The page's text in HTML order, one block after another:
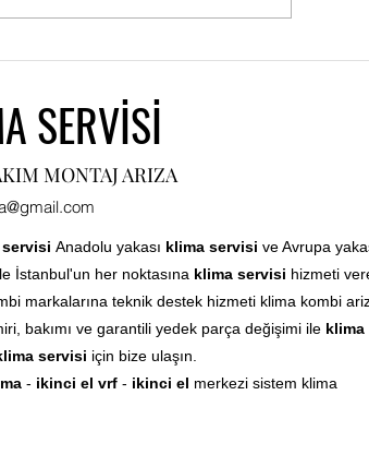
0544 285 80
SERVİSİ
MONTAJ ARIZA
Anadolu yakası klima servisi ve Avrupa
İstanbul'un her noktasına klima servisi hizmeti
markalarına teknik destek hizmeti klima kombi
bakımı ve garantili yedek parça değişimi ile klima
servisi için bize ulaşın.
- ikinci el vrf - ikinci el merkezi sistem klima